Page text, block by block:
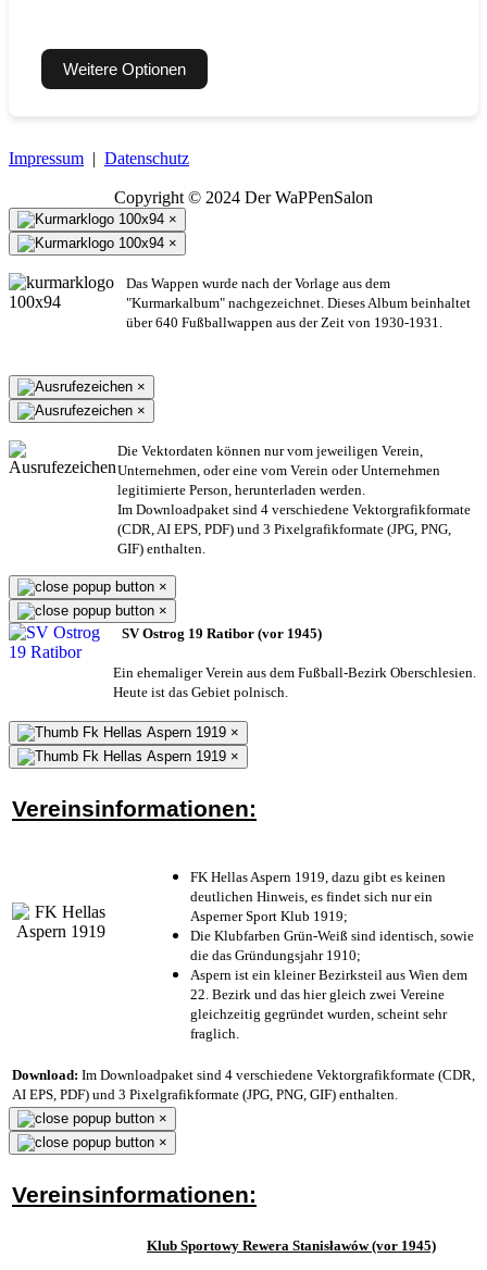
Weitere Optionen
Impressum | Datenschutz
Copyright © 2024 Der WaPPenSalon
×
×
Das Wappen wurde nach der Vorlage aus dem
"Kurmarkalbum" nachgezeichnet. Dieses Album beinhaltet
über 640 Fußballwappen aus der Zeit von 1930-1931.
×
×
Die Vektordaten können nur vom jeweiligen Verein,
Unternehmen, oder eine vom Verein oder Unternehmen
legitimierte Person, herunterladen werden.
Im Downloadpaket sind 4 verschiedene Vektorgrafikformate
(CDR, AI EPS, PDF) und 3 Pixelgrafikformate (JPG, PNG,
GIF) enthalten.
×
×
SV Ostrog 19 Ratibor (vor 1945)
Ein ehemaliger Verein aus dem Fußball-Bezirk Oberschlesien.
Heute ist das Gebiet polnisch.
×
×
Vereinsinformationen:
FK Hellas Aspern 1919, dazu gibt es keinen
deutlichen Hinweis, es findet sich nur ein
Asperner Sport Klub 1919;
Die Klubfarben Grün-Weiß sind identisch, sowie
die das Gründungsjahr 1910;
Aspern ist ein kleiner Bezirksteil aus Wien dem
22. Bezirk und das hier gleich zwei Vereine
gleichzeitig gegründet wurden, scheint sehr
fraglich.
Download: Im Downloadpaket sind 4 verschiedene Vektorgrafikformate (CDR,
AI EPS, PDF) und 3 Pixelgrafikformate (JPG, PNG, GIF) enthalten.
×
×
Vereinsinformationen:
Klub Sportowy Rewera Stanisławów (vor 1945)